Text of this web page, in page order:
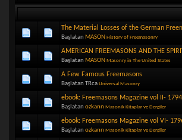
The Material Losses of the German
Başlatan MASON History of Freemasonry
AMERICAN FREEMASONS AND THE
Başlatan MASON Masonry in The United States
A Few Famous Freemasons
Başlatan TRca Universal Masonry
ebook: Freemasons Magazine vol II- 1794
Başlatan ozkann Masonik Kitaplar ve Dergiler
ebook: Freemasons Magazine vol VI-
Başlatan ozkann Masonik Kitaplar ve Dergiler